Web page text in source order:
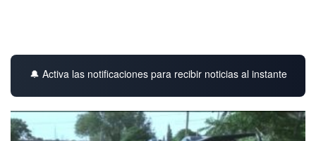
🔔 Activa las notificaciones para recibir noticias al instante